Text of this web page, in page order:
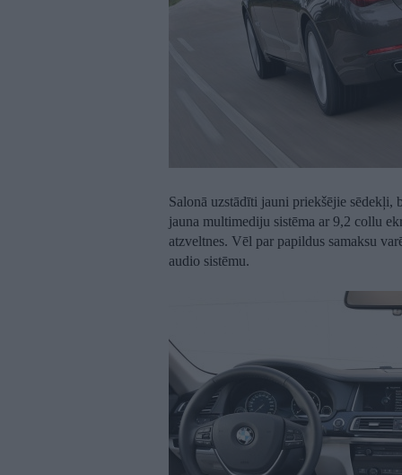
Salonā uzstādīti jauni priekšējie sēdekļi,
jauna multimediju sistēma ar 9,2 collu
atzveltnes. Vēl par papildus samaksu
audio sistēmu.